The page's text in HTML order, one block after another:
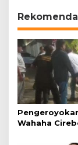
599
Wahaha